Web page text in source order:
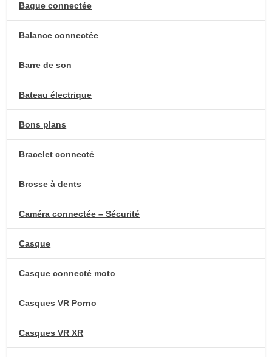
Bague connectée
Balance connectée
Barre de son
Bateau électrique
Bons plans
Bracelet connecté
Brosse à dents
Caméra connectée – Sécurité
Casque
Casque connecté moto
Casques VR Porno
Casques VR XR